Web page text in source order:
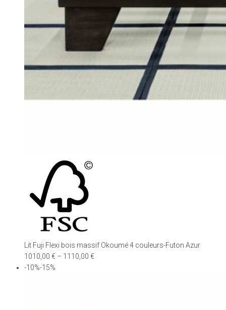
Lit Fuji Flexi bois massif Okoumé 4 couleurs-Futon Azur
1010,00 € – 1110,00 €
-10%-15%